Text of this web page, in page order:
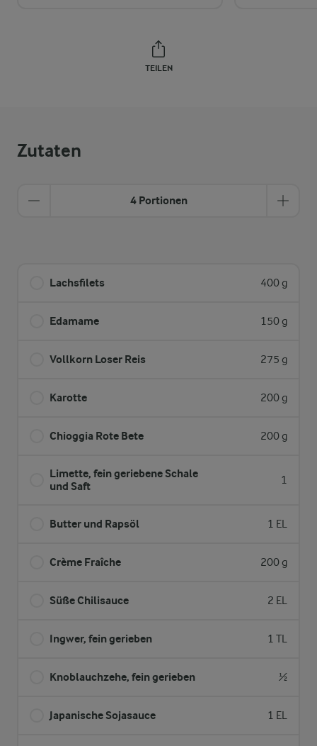
TEILEN
Zutaten
4 Portionen
Lachsfilets 400 g
Edamame 150 g
Vollkorn Loser Reis 275 g
Karotte 200 g
Chioggia Rote Bete 200 g
Limette, fein geriebene Schale
und Saft
1
Butter und Rapsöl 1 EL
Crème Fraîche 200 g
Süße Chilisauce 2 EL
Ingwer, fein gerieben 1 TL
Knoblauchzehe, fein gerieben ½
Japanische Sojasauce 1 EL